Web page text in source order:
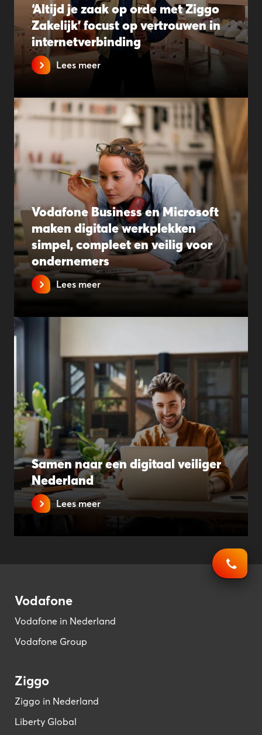
‘Altijd je zaak op orde met Ziggo
Zakelijk’ focust op vertrouwen in
internetverbinding
Lees meer
Vodafone Business en Microsoft
maken digitale werkplekken
simpel, compleet en veilig voor
ondernemers
Lees meer
Samen naar een digitaal veiliger
Nederland
Lees meer
Vodafone
Vodafone in Nederland
Vodafone Group
Ziggo
Ziggo in Nederland
Liberty Global